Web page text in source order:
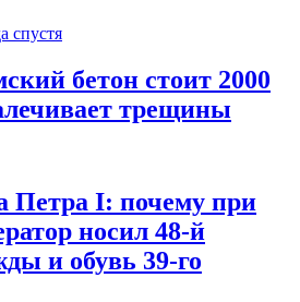
спустя
бетон стоит 2000
трещины
Петра I: почему при
носил 48-й
и обувь 39-го